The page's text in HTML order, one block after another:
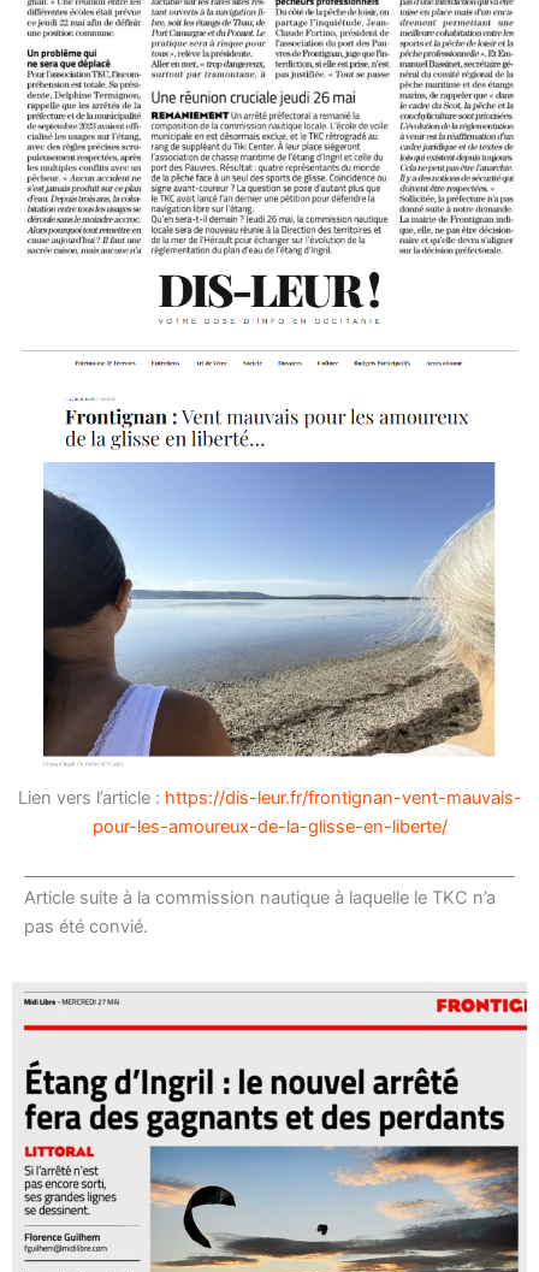
Lien vers l’article : https://dis-leur.fr/frontignan-vent-mauvais-
pour-les-amoureux-de-la-glisse-en-liberte/
Article suite à la commission nautique à laquelle le TKC n’a
pas été convié.